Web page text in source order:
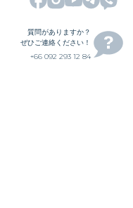
質問がありますか？
ぜひご連絡ください！
+66 092 293 12 84